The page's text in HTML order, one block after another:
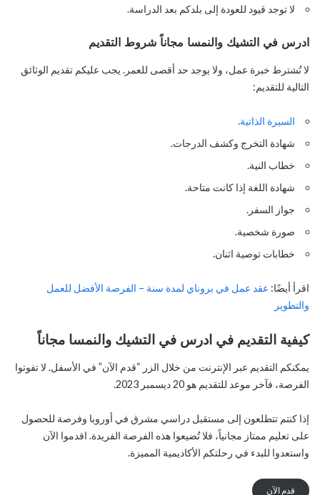
لا توجد قيود للعودة إلى بلدكم بعد الدراسة.
ادرس في التشيك والنمسا مجاناً شروط التقديم
لا تُشترط خبرة عمل، ولا يوجد حد أقصى للعمر. يجب عليكم تقديم الوثائق
التالية للتقديم:
السيرة الذاتية.
شهادة التخرج وكشف الدرجات.
خطاب النية.
شهادة اللغة إذا كانت متاحة.
جواز السفر.
صورة شخصية.
خطابات توصية اثنان.
اقرأ أيضًا: عقد عمل في بروناي لمدة سنة – الفرصة الأفضل للعمل
والتطوير
كيفية التقديم في ادرس في التشيك والنمسا مجاناً
يمكنكم التقديم عبر الإنترنت من خلال الزر “قدم الآن” في الأسفل. لا تفوتوا
الفرصة، فآخر موعد للتقديم هو 20 ديسمبر 2023.
إذا كنتم تتطلعون إلى مستقبل دراسي مشرق في أوروبا وفرصة للحصول
على تعليم ممتاز مجانياً، فلا تُضيعوا هذه الفرصة الفريدة. اقدموا الآن
واستعدوا للبدء في رحلتكم الأكاديمية المميزة.
قدم الآن